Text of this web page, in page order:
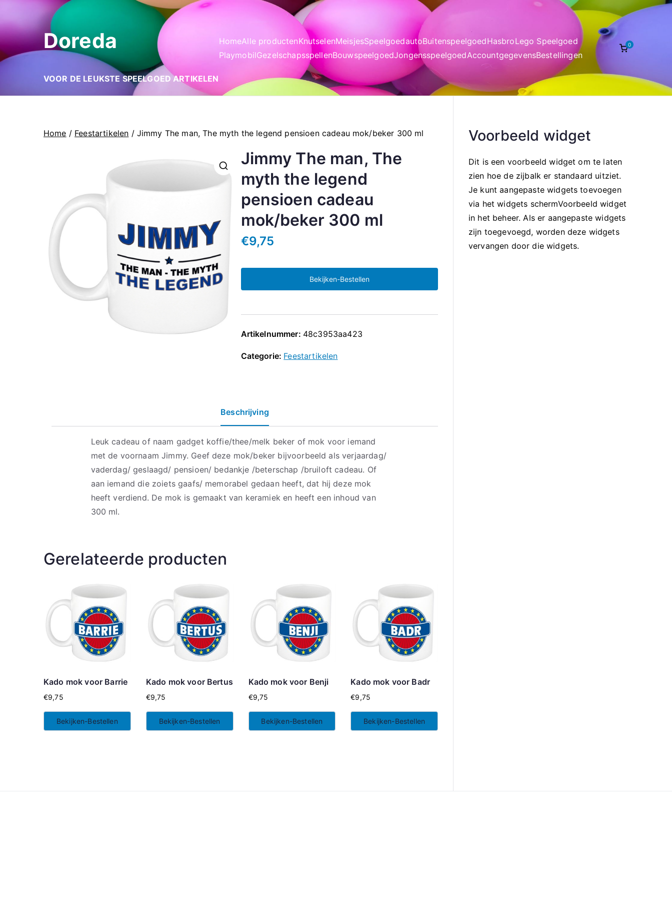
naar
de
inhoud
Doreda
VOOR DE LEUKSTE SPEELGOED ARTIKELEN
HomeAlle productenKnutselenMeisjesSpeelgoedautoBuitenspeelgoedHasbroLego Speelgoed
PlaymobilGezelschapsspellenBouwspeelgoedJongensspeelgoedAccountgegevensBestellingen
0
Home / Feestartikelen / Jimmy The man, The myth the legend pensioen cadeau mok/beker 300 ml
🔍
Jimmy The man, The
myth the legend
pensioen cadeau
mok/beker 300 ml
€9,75
Bekijken-Bestellen
Artikelnummer: 48c3953aa423
Categorie: Feestartikelen
Beschrijving
Leuk cadeau of naam gadget koffie/thee/melk beker of mok voor iemand
met de voornaam Jimmy. Geef deze mok/beker bijvoorbeeld als verjaardag/
vaderdag/ geslaagd/ pensioen/ bedankje /beterschap /bruiloft cadeau. Of
aan iemand die zoiets gaafs/ memorabel gedaan heeft, dat hij deze mok
heeft verdiend. De mok is gemaakt van keramiek en heeft een inhoud van
300 ml.
Gerelateerde producten
Kado mok voor Barrie
€9,75
Bekijken-Bestellen
Kado mok voor Bertus
€9,75
Bekijken-Bestellen
Kado mok voor Benji
€9,75
Bekijken-Bestellen
Kado mok voor Badr
€9,75
Bekijken-Bestellen
Voorbeeld widget
Dit is een voorbeeld widget om te laten
zien hoe de zijbalk er standaard uitziet.
Je kunt aangepaste widgets toevoegen
via het widgets schermVoorbeeld widget
in het beheer. Als er aangepaste widgets
zijn toegevoegd, worden deze widgets
vervangen door die widgets.